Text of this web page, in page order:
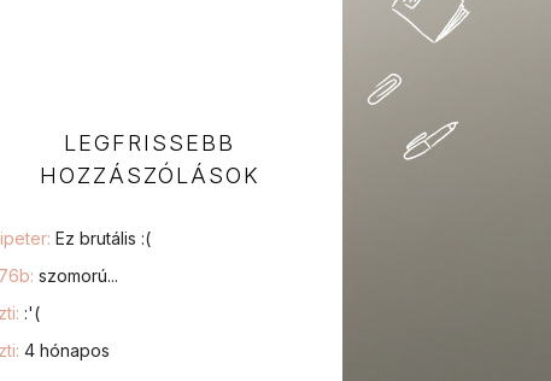
LEGFRISSEBB
HOZZÁSZÓLÁSOK
Ez brutális :(
szomorú...
:'(
4 hónapos